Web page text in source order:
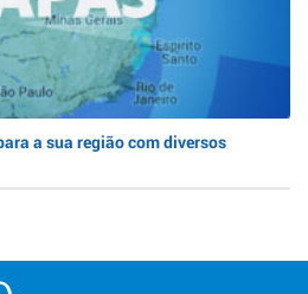
a sua região com diversos